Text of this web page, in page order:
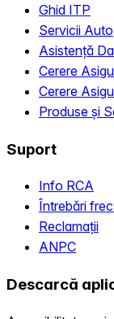
Ghid ITP
Servicii Auto
Asistență
Cerere
Cerere
Produse și
Suport
Info RCA
Întrebări
Reclamații
ANPC
Descarcă